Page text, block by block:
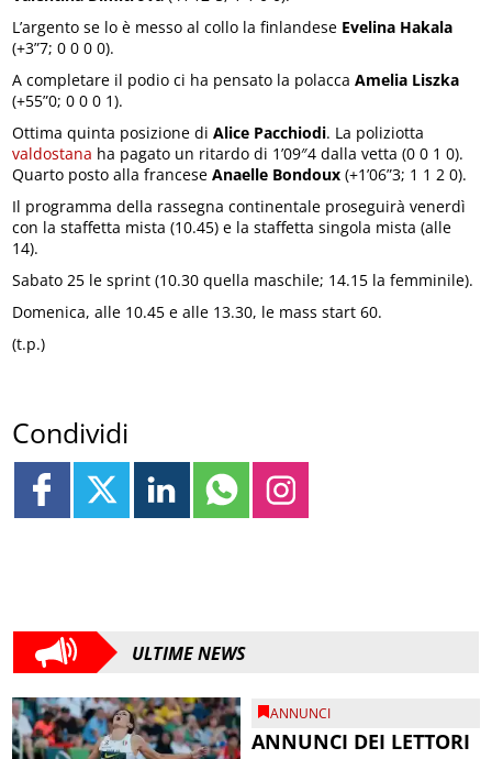
L’argento se lo è messo al collo la finlandese Evelina Hakala
(+3”7; 0 0 0 0).
A completare il podio ci ha pensato la polaccaAmelia Liszka
(+55”0; 0 0 0 1).
Ottima quinta posizione diAlice Pacchiodi. La poliziotta
valdostana ha pagato un ritardo di 1’09″4 dalla vetta (0 0 1 0).
Quarto posto alla franceseAnaelle Bondoux (+1’06”3; 1 1 2 0).
Il programma della rassegna continentale proseguirà venerdì
con la staffetta mista (10.45) e la staffetta singola mista (alle
14).
Sabato 25 le sprint (10.30 quella maschile; 14.15 la femminile).
Domenica, alle 10.45 e alle 13.30, le mass start 60.
(t.p.)
Condividi
ULTIME NEWS
ANNUNCI
ANNUNCI DEI LETTORI